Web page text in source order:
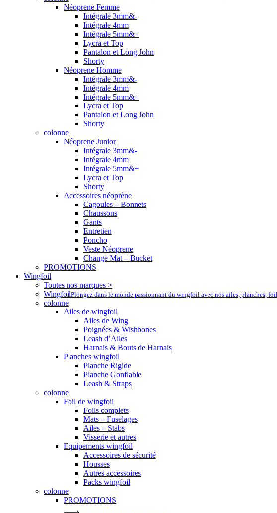
Néoprene Femme
Intégrale 3mm&-
Intégrale 4mm
Intégrale 5mm&+
Lycra et Top
Pantalon et Long John
Shorty
Néoprene Homme
Intégrale 3mm&-
Intégrale 4mm
Intégrale 5mm&+
Lycra et Top
Pantalon et Long John
Shorty
colonne
Néoprene Junior
Intégrale 3mm&-
Intégrale 4mm
Intégrale 5mm&+
Lycra et Top
Shorty
Accessoires néoprène
Cagoules – Bonnets
Chaussons
Gants
Entretien
Poncho
Veste Néoprene
Change Mat – Bucket
PROMOTIONS
Wingfoil
Toutes nos marques >
WingfoilPlongez dans le monde passionnant du wingfoil avec nos ailes, planches,
colonne
Ailes de wingfoil
Ailes de Wing
Poignées & Wishbones
Leash d’Ailes
Harnais & Bouts de Harnais
Planches wingfoil
Planche Rigide
Planche Gonflable
Leash & Straps
colonne
Foil de wingfoil
Foils complets
Mats – Fuselages
Ailes – Stabs
Visserie et autres
Equipements wingfoil
Accessoires de sécurité
Housses
Autres accessoires
Packs wingfoil
colonne
PROMOTIONS